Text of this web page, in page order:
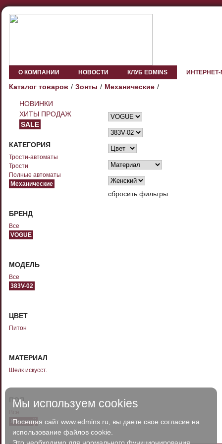
О КОМПАНИИ НОВОСТИ КЛУБ EDMINS
Каталог товаров Зонты Механические
НОВИНКИ
ХИТЫ ПРОДАЖ
SALE
КАТЕГОРИЯ
Трости-автоматы
Трости
Полные автоматы
Механические
БРЕНД
Все
VOGUE
МОДЕЛЬ
Все
383V-02
ЦВЕТ
Питон
МАТЕРИАЛ
Шелк искусст.
ПОЛ
Женский
сбросить фильтры
Мы используем cookies
Посещая сайт www.edmins.ru, вы даете свое согласие на
использование файлов cookie.